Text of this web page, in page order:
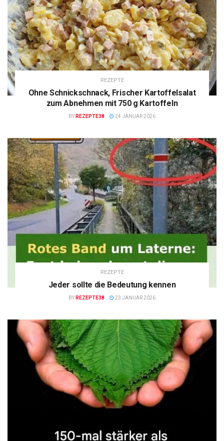
REZEPTE
Ohne Schnickschnack, Frischer Kartoffelsalat
zum Abnehmen mit 750 g Kartoffeln
BY REZEPTE38 24 JANUAR 2026
REZEPTE
Jeder sollte die Bedeutung kennen
BY REZEPTE38 23 JANUAR 2026